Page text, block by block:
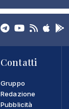
Contatti
Gruppo
Redazione
Pubblicità